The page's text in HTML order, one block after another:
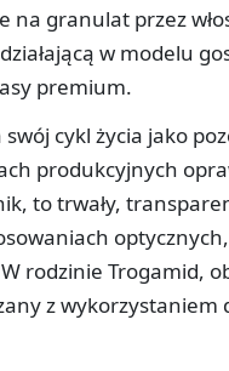
granulat przez
w modelu
premium.
cykl życia jako
produkcyjnych
to trwały,
rodzinie Trogamid,
z